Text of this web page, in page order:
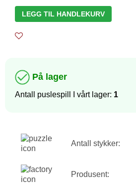
LEGG TIL HANDLEKURV
På lager
Antall puslespill I vårt lager: 1
Antall stykker:
Produsent: